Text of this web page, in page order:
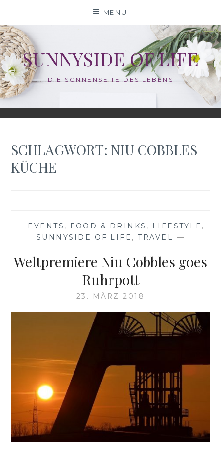
content
MENU
SUNNYSIDE OF LIFE
DIE SONNENSEITE DES LEBENS
SCHLAGWORT: NIU COBBLES
KÜCHE
— EVENTS , FOOD & DRINKS , LIFESTYLE ,
SUNNYSIDE OF LIFE ,TRAVEL —
Weltpremiere Niu Cobbles goes
Ruhrpott
23. MÄRZ 2018